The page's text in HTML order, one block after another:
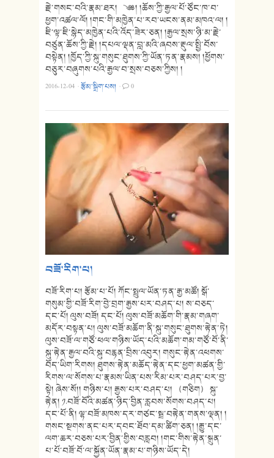
རྗེ་གསང་བའི་རྣམ་ཐར། ༄༅། །ཆོས་ཀྱི་རྒྱལ་པོ་ཙོང་ཁ་བ་
ཕྱག་འཚལ་ལོ། །གང་གི་མཁྱེན་པ་རབ་ཡངས་ནམ་མཁའ་ལ། །
ཇི་ལྟ་ཇི་སྙེད་མཁྱེན་པའི་འོད་ཟེར་ཅན། །རྒྱལ་སྲས་ཉི་མ་རྗེ་
བཙུན་ཆོས་ཀྱི་རྗེ། །དཔལ་ལྡན་བླ་མའི་ཞབས་རྡུལ་སྤྱི་བོས་
བསྟེན། །ཁྱོད་ཀྱི་སྐུ་གསུང་ཐུགས་ཀྱི་ཡོན་ཏན་རྣམས། །ཕྱོགས་
བཅུར་བཞུགས་པའི་རྒྱལ་བ་སྲས་བཅས་ཀྱིས། །
2016-12-04 ·རྩོམ་སྒྲིག་པས། · 0
བཟོ་རིག་པ།
བཟོ་རིག་པ། རྩོམ་པ་པོ། ཀོང་སྤྲུལ་ཡོན་ཏན་རྒྱ་མཚོ། སྒོ་
གསུམ་གྱི་བཟོ་རིག་བྱེ་བྲག་རྒྱས་པར་བཤད་པ། ས་བཅད་
དང་པོ། ལུས་བཟོ། དང་པོ། ལུས་བཟོ་མཆོག་གི་རྣམ་གཞག་
མདོར་བསྟན་པ། ལུས་བཟོ་མཆོག་ནི་སྐུ་གསུང་ཐུགས་རྟེན་ཏེ།
ལུས་བཟོ་ལ་གཙོ་ཕལ་གཉིས་ཡོད་པའི་མཆོག་གམ་གཙོ་བོ་ནི་
སྐུ་རྟེན་རྒྱལ་བའི་སྐུ་བརྙན་བྲིས་འབུར། གསུང་རྟེན་འཕགས་
བོད་ཡིག་རིགས། ཐུགས་རྟེན་མཆོད་རྟེན་དང་ཕྱག་མཚན་གྱི་
རིགས་ལ་སོགས་པ་རྣམས་ཡིན་པས་རིམ་པར་བཤད་པར་བྱ་
སྟེ། ཞེས་སོ།། གཉིས་པ། རྒྱས་པར་བཤད་པ། （གཅིག） སྐུ་
རྟེན། ༡.བཟོ་བོའི་མཚན་ཉིད་བྱིན་རླབས་སོགས་བཤད་པ།
དང་པོ་ནི། ལྷ་བཟོ་མཁས་དར་གཙང་སྦྲ་བརྟེན་གནས་ལྡན། །
གསང་སྔགས་ནང་པར་དབང་ཐོབ་དམ་ཚིག་ཅན། །རྒྱུ་དང་
ལག་ཆར་བཅས་པར་བྱིན་གྱིས་བརླབ། །གང་གིས་རྟེན་སྐྲུན་
པ་པོ་བཟོ་བོ་ལ་སྐྱོན་ཡོན་རྣམ་པ་གཉིས་ཡོད་དེ།